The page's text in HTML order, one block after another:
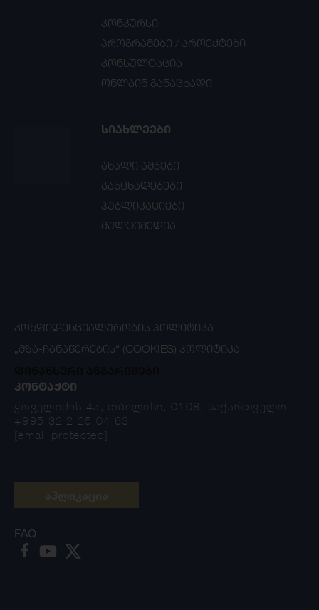
კონკურსი
პროგრამები / პროექტები
კონსულტაცია
ონლაინ განაცხადი
ᲡᲘᲐᲮᲚᲔᲔᲑᲘ
ახალი ამბები
განცხადებები
პუბლიკაციები
მულტიმედია
ᲙᲝᲜᲤᲘᲓᲔᲜᲪᲘᲐᲚᲣᲠᲝᲑᲘᲡ ᲞᲝᲚᲘᲢᲘᲙᲐ
„ᲛᲖᲐ-ᲩᲐᲜᲐᲬᲔᲠᲔᲑᲘᲡ“ (COOKIES) ᲞᲝᲚᲘᲢᲘᲙᲐ
ᲙᲝᲜᲢᲐᲥᲢᲘ
ჭოველიძის 4ა, თბილისი, 0108, საქართველო
+995 32 2 25 04 63
[email protected]
FAQ